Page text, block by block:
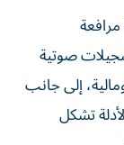
صوتية
إلى جانب
تشكل